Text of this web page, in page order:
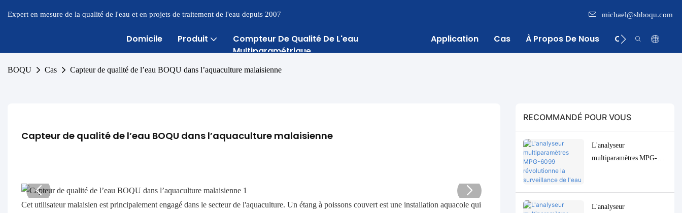
Expert en mesure de la qualité de l'eau et en projets de traitement de l'eau depuis 2007 michael@shboqu.com
Domicile Produit
Compteur De Qualité De L'eau
Multiparamétrique
Application Cas À Propos De Nous Centre
BOQU Cas Capteur de qualité de l’eau BOQU dans l’aquaculture malaisienne
Capteur de qualité de l’eau BOQU dans l’aquaculture malaisienne
Cet utilisateur malaisien est principalement engagé dans le secteur de l'aquaculture. Un étang à poissons couvert est une installation aquacole qui
RECOMMANDÉ POUR VOUS
L'analyseur
multiparamètres MPG-
l'industrie indonésienne de
l'huile de palme.
L'analyseur